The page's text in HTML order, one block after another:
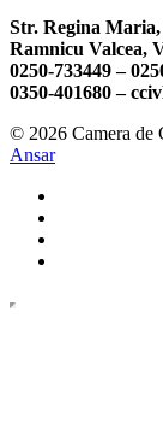
Str. Regina
Ramnicu Valcea,
0250-733449 –
0350-401680 –
© 2026 Camera de
Ansar